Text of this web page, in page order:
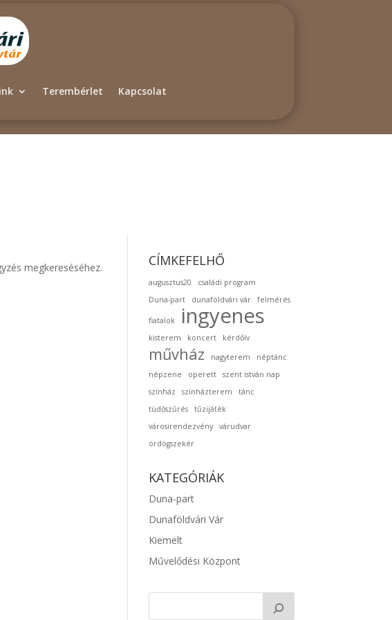
Terembérlet Kapcsolat
megkereséséhez. CÍMKEFELHŐ
augusztus20
családi program
Duna-part
dunaföldvári vár felmérés
fiatalok ingyenes
kisterem koncert kérdőív
művház nagyterem
néptánc
népzene
operett
szent istván nap
színház
színházterem
tánc
tüdőszűrés
tűzijáték
városirendezvény
várudvar
ördögszekér
KATEGÓRIÁK
Duna-part
Dunaföldvári Vár
Kiemelt
Művelődési Központ